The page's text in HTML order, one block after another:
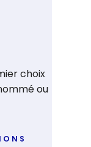
choix
ou